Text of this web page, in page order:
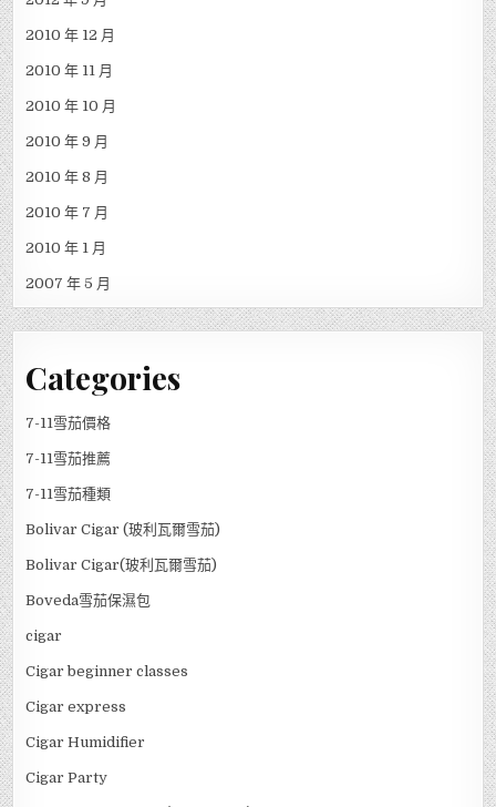
2010 年 12 月
2010 年 11 月
2010 年 10 月
2010 年 9 月
2010 年 8 月
2010 年 7 月
2010 年 1 月
2007 年 5 月
Categories
7-11雪茄價格
7-11雪茄推薦
7-11雪茄種類
Bolivar Cigar (玻利瓦爾雪茄)
Bolivar Cigar(玻利瓦爾雪茄)
Boveda雪茄保濕包
cigar
Cigar beginner classes
Cigar express
Cigar Humidifier
Cigar Party